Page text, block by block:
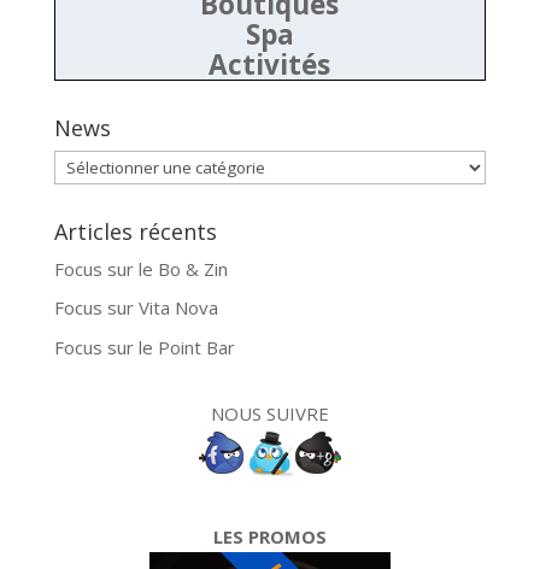
Spa
Activités
News
News
Articles récents
Focus sur le Bo & Zin
Focus sur Vita Nova
Focus sur le Point Bar
NOUS SUIVRE
LES PROMOS